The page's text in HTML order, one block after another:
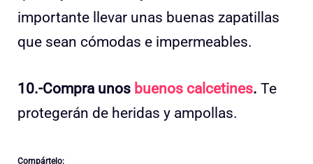
importante llevar unas buenas zapatillas
que sean cómodas e impermeables.
10.-Compra unos buenos calcetines. Te
protegerán de heridas y ampollas.
Compártelo: